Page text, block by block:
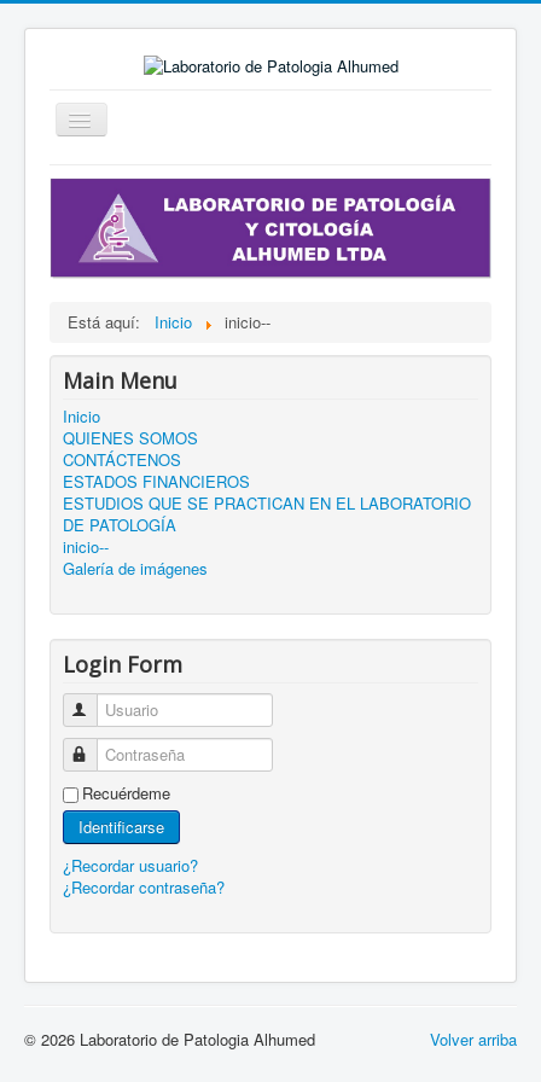
Cambiar
navegación
Está aquí: Inicio inicio--
Main Menu
Inicio
QUIENES SOMOS
CONTÁCTENOS
ESTADOS FINANCIEROS
ESTUDIOS QUE SE PRACTICAN EN EL LABORATORIO
DE PATOLOGÍA
inicio--
Galería de imágenes
Login Form
Usuario
Contraseña
Recuérdeme
Identificarse
¿Recordar usuario?
¿Recordar contraseña?
Volver arriba
© 2026 Laboratorio de Patologia Alhumed